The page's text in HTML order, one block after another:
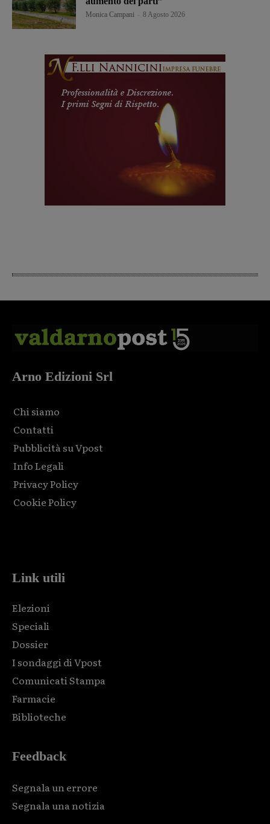
Monica Campani 8 Agosto 2026
Arno Edizioni Srl
Chi siamo
Contatti
Pubblicità su Vpost
Info Legali
Privacy Policy
Cookie Policy
Link utili
Elezioni
Speciali
Dossier
I sondaggi di Vpost
Comunicati Stampa
Farmacie
Biblioteche
Feedback
Segnala un errore
Segnala una notizia